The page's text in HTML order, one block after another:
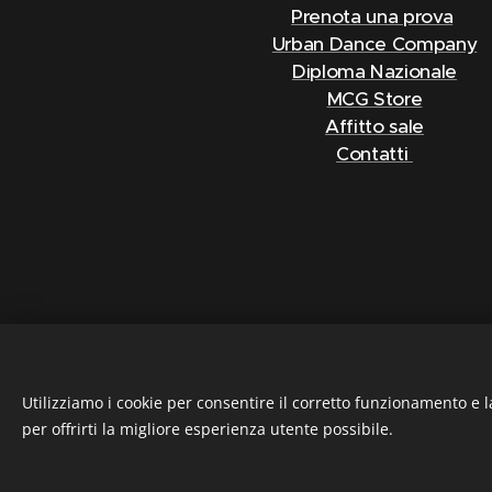
Prenota una prova
Urban Dance Company
Diploma Nazionale
MCG Store
Affitto sale
Contatti
S.S.D. MC GROUP
Utilizziamo i cookie per consentire il corretto funzionamento e
per offrirti la migliore esperienza utente possibile.